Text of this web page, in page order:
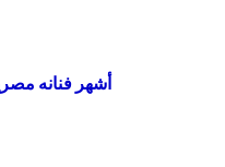
أشهر فنانه